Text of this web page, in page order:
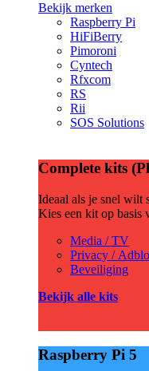
Bekijk merken
Raspberry Pi
HiFiBerry
Pimoroni
Cyntech
Rfxcom
RS
Rii
SOS Solutions
Complete kits
Ideaal als je snel wilt
Kies een kit op basis
Media / TV
Privacy /
Beveiliging
Bekijk alle kits
Raspberry Pi 5